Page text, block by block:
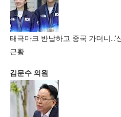
태극마크 반납하고 중국 가더니…’
근황
김문수 의원